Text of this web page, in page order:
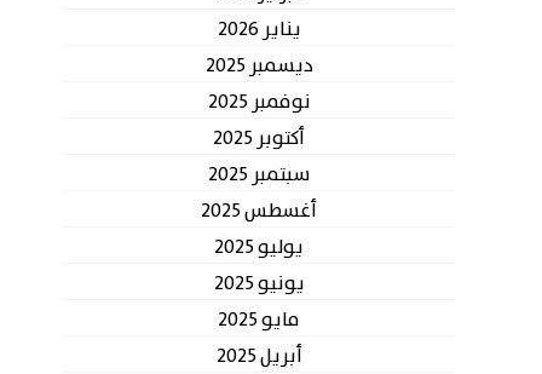
يناير 2026
ديسمبر 2025
نوفمبر 2025
أكتوبر 2025
سبتمبر 2025
أغسطس 2025
يوليو 2025
يونيو 2025
مايو 2025
أبريل 2025